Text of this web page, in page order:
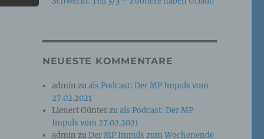
NEUESTE KOMMENTARE
admin zuals Podcast: Der MP Impuls vom
27.02.2021
Lienert Günterzuals Podcast: Der MP
Impuls vom 27.02.2021
admin zuDer MP Impuls zum Wochenende